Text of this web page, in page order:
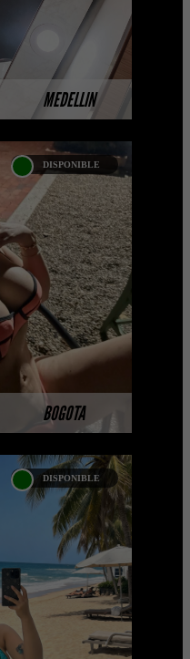
MEDELLIN
BOGOTA
DISPONIBLE
NUEVA
de nuestras
están
DISPONIBLE
NUEVA
de nuestras
están